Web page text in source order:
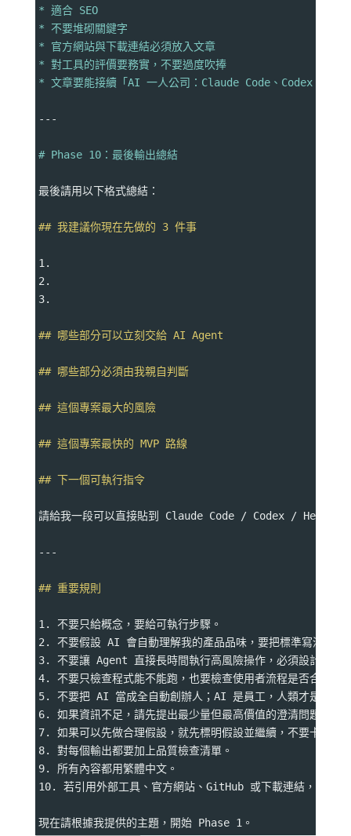
* 適合 SEO
* 不要堆砌關鍵字
* 官方網站與下載連結必須放入文章
* 對工具的評價要務實，不要過度吹捧
* 文章要能接續「AI 一人公司：Claude Code、Codex、
---
# Phase 10：最後輸出總結
最後請用以下格式總結：
## 我建議你現在先做的 3 件事
1.
2.
3.
## 哪些部分可以立刻交給 AI Agent
## 哪些部分必須由我親自判斷
## 這個專案最大的風險
## 這個專案最快的 MVP 路線
## 下一個可執行指令
請給我一段可以直接貼到 Claude Code / Codex / Hermes
---
## 重要規則
1. 不要只給概念，要給可執行步驟。
2. 不要假設 AI 會自動理解我的產品品味，要把標準寫清楚。
3. 不要讓 Agent 直接長時間執行高風險操作，必須設計審查
4. 不要只檢查程式能不能跑，也要檢查使用者流程是否合理。
5. 不要把 AI 當成全自動創辦人；AI 是員工，人類才是老闆
6. 如果資訊不足，請先提出最少量但最高價值的澄清問題。
7. 如果可以先做合理假設，就先標明假設並繼續，不要卡住。
8. 對每個輸出都要加上品質檢查清單。
9. 所有內容都用繁體中文。
10. 若引用外部工具、官方網站、GitHub 或下載連結，請列出
現在請根據我提供的主題，開始 Phase 1。